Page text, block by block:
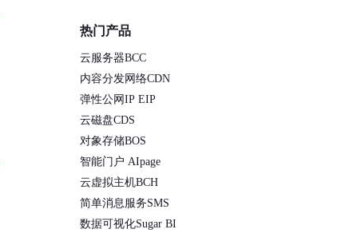
热门产品
云服务器BCC
内容分发网络CDN
弹性公网IP EIP
云磁盘CDS
对象存储BOS
智能门户 AIpage
云虚拟主机BCH
简单消息服务SMS
数据可视化Sugar BI